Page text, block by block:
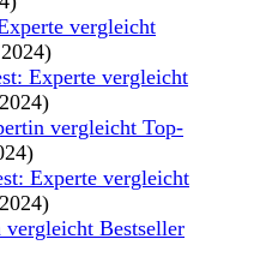
vergleicht
Experte vergleicht
vergleicht Top-
Experte vergleicht
Bestseller